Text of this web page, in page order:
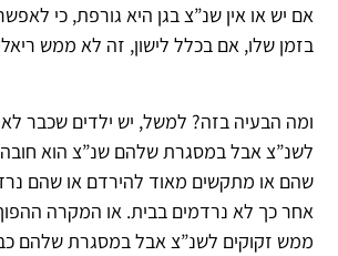
אם יש או אין שנ”צ בגן היא גורפת, כי
בזמן שלו, אם בכלל לישון, זה לא ממש
ומה הבעיה בזה? למשל, יש ילדים שכבר לא
לשנ”צ אבל במסגרת שלהם שנ”צ הוא
שהם או מתקשים מאוד להירדם או שהם
אחר כך לא נרדמים בבית. או המקרה
ממש זקוקים לשנ”צ אבל במסגרת שלהם